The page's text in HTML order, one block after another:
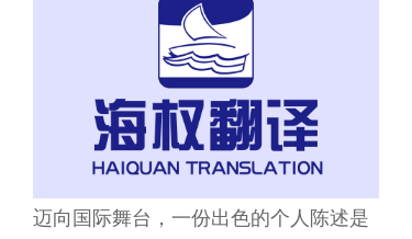
迈向国际舞台，一份出色的个人陈述是